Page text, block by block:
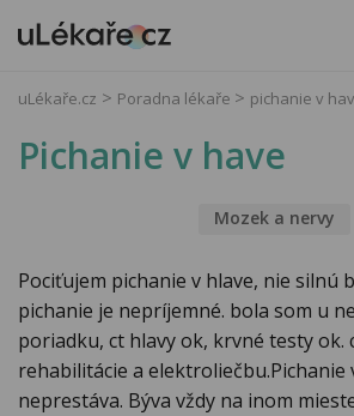
uLékaře.cz Poradna lékaře pichanie v
Pichanie v have
Mozek a nervy
Pociťujem pichanie v hlave, nie silnú
pichanie je nepríjemné. bola som u
poriadku, ct hlavy ok, krvné testy ok.
rehabilitácie a elektroliečbu.Pichanie
neprestáva. Býva vždy na inom